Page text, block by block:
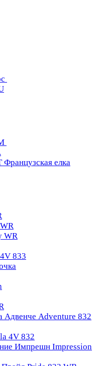
Французская елка
WR
833
Адвенче Adventure 832
4V 832
Импрешн Impression